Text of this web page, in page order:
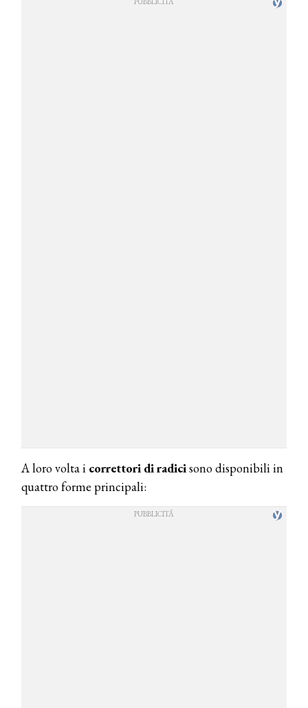
A loro volta i correttori di radicisono disponibili in
quattro forme principali: